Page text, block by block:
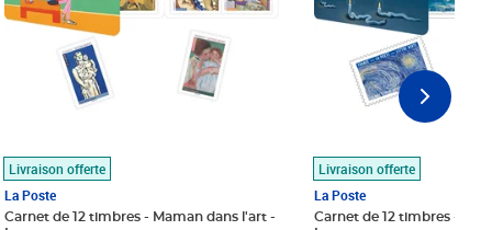
Livraison offerte
La Poste
Carnet de 12 timbres - Maman dans l'art -
Livraison offerte
La Poste
Carnet de 12 timbres - Le